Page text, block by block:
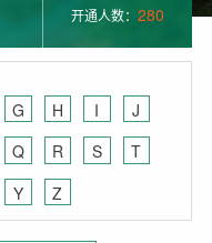
开通人数： 280
G H I
J
Q R S
T
Y Z